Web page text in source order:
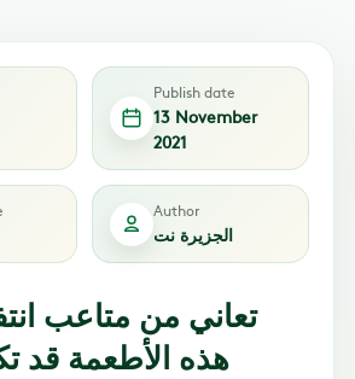
Publish date
13 November
2021
Author
الجزيرة نت
تعاني من متاعب
هذه الأطعمة قد